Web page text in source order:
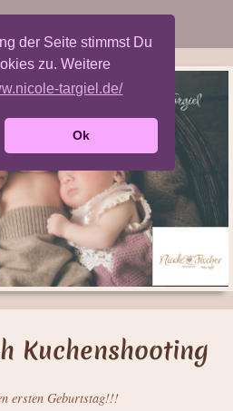
der Seite stimmst Du
zu. Weitere
targiel.de/
Ok
Kuchenshooting
ersten Geburtstag!!!